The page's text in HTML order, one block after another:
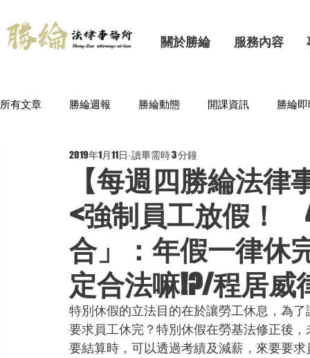
關於勝綸 服務內容
所有文章 勝綸週報 勝綸動態 開課資訊 勝綸
【每週四勝綸法
<強制員工放假！
合」：年假一律休
定合法嘛!?/程居威
2019年1月11日 讀畢需時 3 分鐘
特別休假的立法目的在於讓勞工休息，為
要求員工休完？特別休假在勞基法修正後
要結算時，可以透過考績及減薪，來要要